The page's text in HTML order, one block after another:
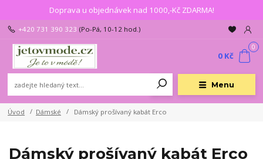
Doprava u objednávek nad 1000,-Kč ZDARMA!
Menu
+420 731 390 323 (Po-Pá, 10-12 hod.)
0
0 Kč
Úvod Dámské Dámský prošívaný kabát Erco
Dámský prošívaný kabát Erco